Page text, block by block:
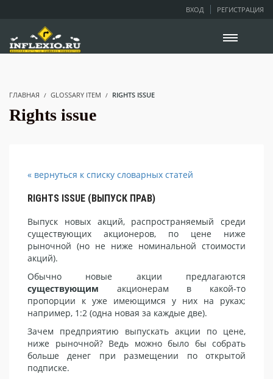
ВХОД РЕГИСТРАЦИЯ
ГЛАВНАЯ GLOSSARY ITEM RIGHTS ISSUE
Rights issue
« вернуться к списку словарных статей
RIGHTS ISSUE (ВЫПУСК ПРАВ)
Выпуск новых акций, распространяемый среди
существующих акционеров, по цене ниже
рыночной (но не ниже номинальной стоимости
акций).
Обычно новые акции предлагаются
существующим акционерам в какой-то
пропорции к уже имеющимся у них на руках;
например, 1:2 (одна новая за каждые две).
Зачем предприятию выпускать акции по цене,
ниже рыночной? Ведь можно было бы собрать
больше денег при размещении по открытой
подписке.